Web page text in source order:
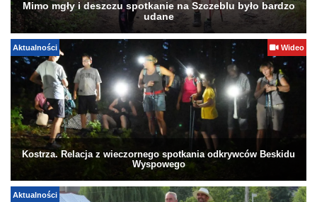
Mimo mgły i deszczu spotkanie na Szczeblu było bardzo
udane
Aktualności Wideo
Kostrza. Relacja z wieczornego spotkania odkrywców Beskidu
Wyspowego
Aktualności